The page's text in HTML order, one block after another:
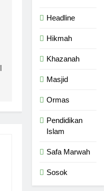
Headline
Hikmah
Khazanah
Masjid
Ormas
Pendidikan
Islam
Safa Marwah
Sosok